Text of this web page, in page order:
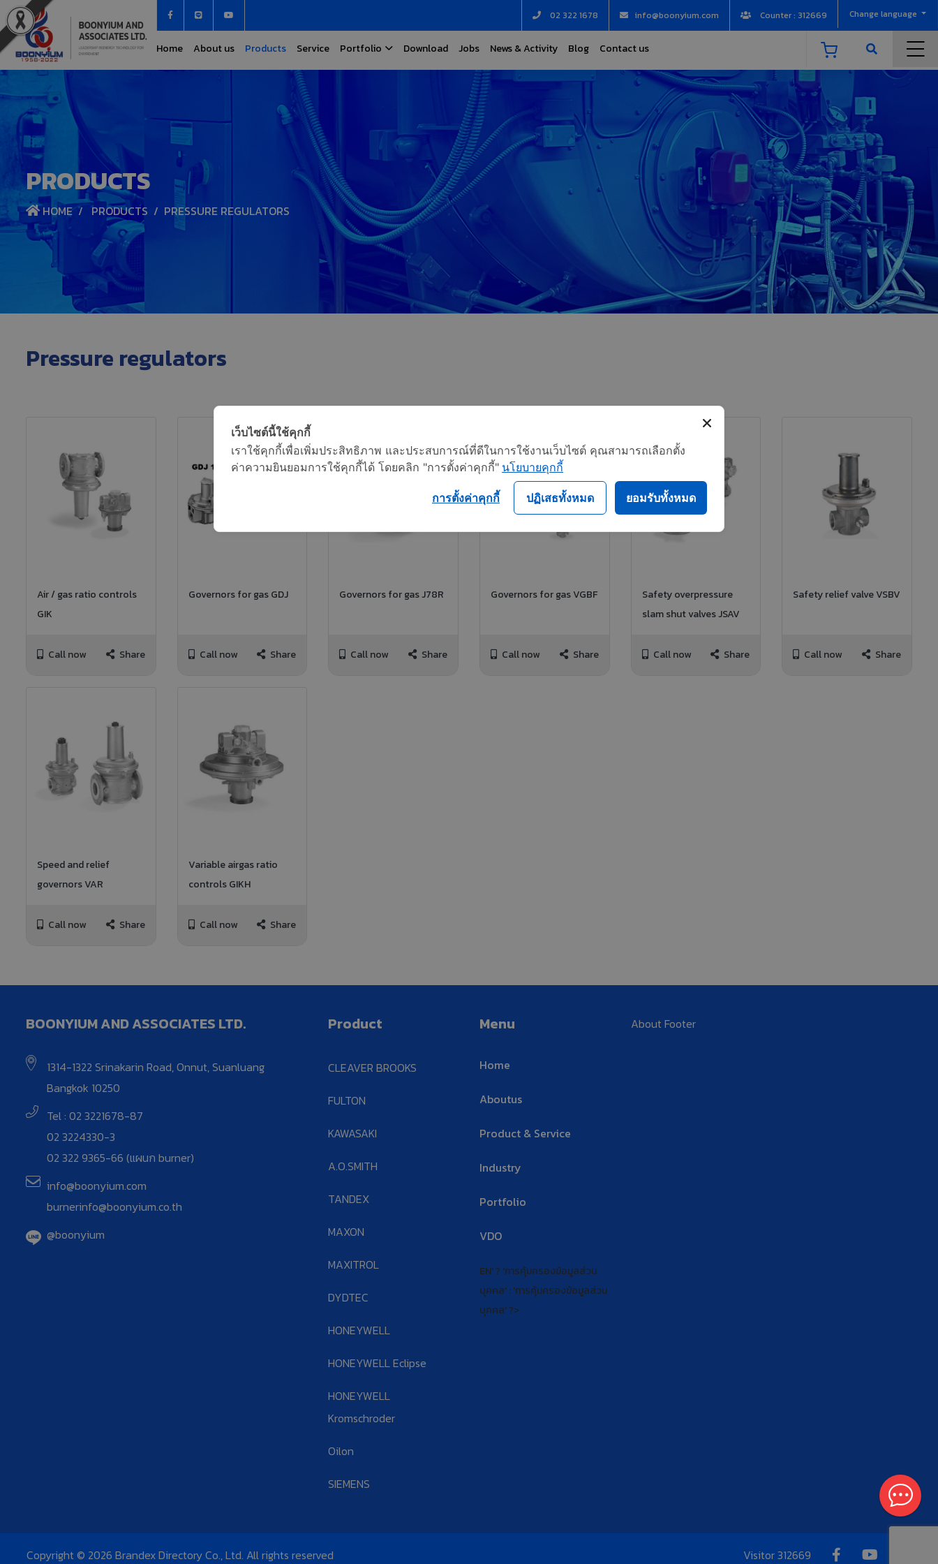
02 322 1678 info@boonyium.com Counter : 312669 Change language
Home About us Products Service Portfolio Download Jobs News & Activity Blog Contact us
PRODUCTS
HOME PRODUCTS PRESSURE REGULATORS
Pressure regulators
Air / gas ratio controls
GIK
Call now Share
Governors for gas GDJ
Call now Share
Governors for gas J78R
Call now Share
Governors for gas VGBF
Call now Share
Safety overpressure
slam shut valves JSAV
Call now Share
Safety relief valve VSBV
Call now Share
Speed and relief
governors VAR
Call now Share
Variable airgas ratio
controls GIKH
Call now Share
BOONYIUM AND ASSOCIATES LTD.
1314-1322 Srinakarin Road, Onnut, Suanluang
Bangkok 10250
Tel : 02 3221678-87
02 3224330-3
02 322 9365-66 (แผนก burner)
info@boonyium.com
burnerinfo@boonyium.co.th
@boonyium
Product
CLEAVER BROOKS
FULTON
KAWASAKI
A.O.SMITH
TANDEX
MAXON
MAXITROL
DYDTEC
HONEYWELL
HONEYWELL Eclipse
HONEYWELL
Kromschroder
Oilon
SIEMENS
Menu
Home
Aboutus
Product & Service
Industry
Portfolio
VDO
EN' ? 'การคุ้มครองข้อมูลส่วน
บุคคล' : 'การคุ้มครองข้อมูลส่วน
บุคคล' ?>
About Footer
Copyright © 2026 Brandex Directory Co., Ltd. All rights reserved Visitor312669
เว็บไซต์นี้ใช้คุกกี้
เราใช้คุกกี้เพื่อเพิ่มประสิทธิภาพ และประสบการณ์ที่ดีในการใช้งานเว็บไซต์ คุณสามารถเลือกตั้ง
ค่าความยินยอมการใช้คุกกี้ได้ โดยคลิก "การตั้งค่าคุกกี้" นโยบายคุกกี้
ปฏิเสธทั้งหมด ยอมรับทั้งหมด
การตั้งค่าคุกกี้